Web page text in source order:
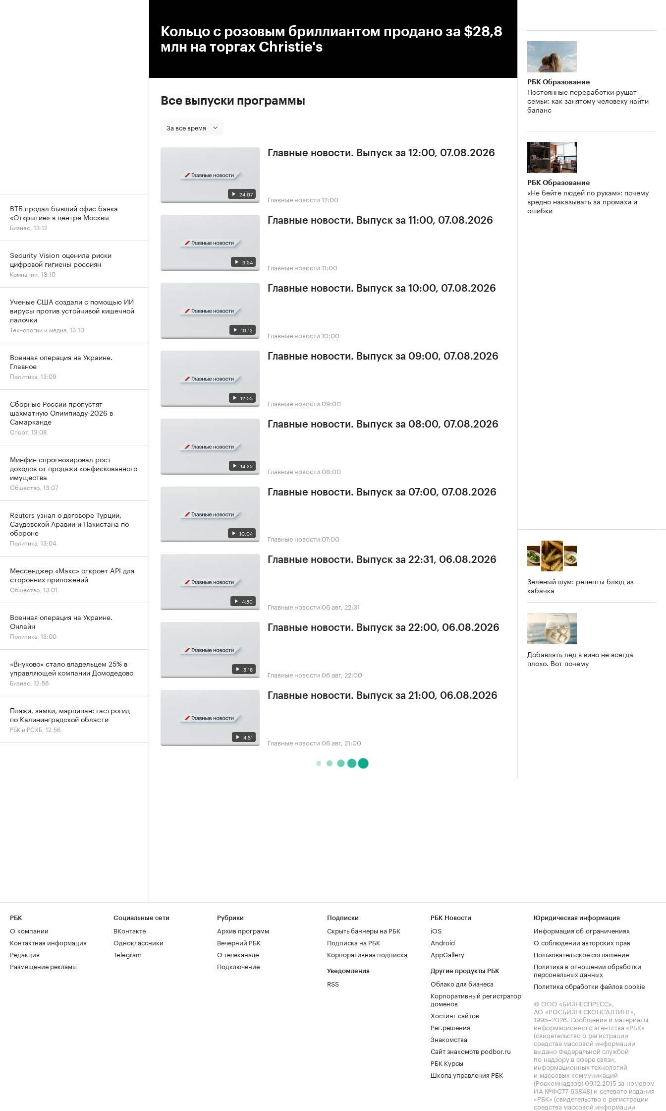
Кольцо с розовым бриллиантом продано за $28,8
млн на торгах Christie's
Все выпуски программы
За все время
24:07
Главные новости. Выпуск за 12:00, 07.08.2026
Главные новости 12:00
9:54
Главные новости. Выпуск за 11:00, 07.08.2026
Главные новости 11:00
10:12
Главные новости. Выпуск за 10:00, 07.08.2026
Главные новости 10:00
12:55
Главные новости. Выпуск за 09:00, 07.08.2026
Главные новости 09:00
14:25
Главные новости. Выпуск за 08:00, 07.08.2026
Главные новости 08:00
10:04
Главные новости. Выпуск за 07:00, 07.08.2026
Главные новости 07:00
4:50
Главные новости. Выпуск за 22:31, 06.08.2026
Главные новости 06 авг, 22:31
5:18
Главные новости. Выпуск за 22:00, 06.08.2026
Главные новости 06 авг, 22:00
4:51
Главные новости. Выпуск за 21:00, 06.08.2026
Главные новости 06 авг, 21:00
РБК Образование
Постоянные переработки рушат
семьи: как занятому человеку найти
баланс
РБК Образование
«Не бейте людей по рукам»: почему
вредно наказывать за промахи и
ошибки
Зеленый шум: рецепты блюд из
кабачка
Добавлять лед в вино не всегда
плохо. Вот почему
ВТБ продал бывший офис банка
«Открытие» в центре Москвы
Бизнес, 13:12
Security Vision оценила риски
цифровой гигиены россиян
Компании, 13:10
Ученые США создали с помощью ИИ
вирусы против устойчивой кишечной
палочки
Технологии и медиа, 13:10
Военная операция на Украине.
Главное
Политика, 13:09
Сборные России пропустят
шахматную Олимпиаду-2026 в
Самарканде
Спорт, 13:08
Минфин спрогнозировал рост
доходов от продажи конфискованного
имущества
Общество, 13:07
Reuters узнал о договоре Турции,
Саудовской Аравии и Пакистана по
обороне
Политика, 13:04
Мессенджер «Макс» откроет API для
сторонних приложений
Общество, 13:01
Военная операция на Украине.
Онлайн
Политика, 13:00
«Внуково» стало владельцем 25% в
управляющей компании Домодедово
Бизнес, 12:56
Пляжи, замки, марципан: гастрогид
по Калининградской области
РБК и РСХБ, 12:56
РБК
О компании
Контактная информация
Редакция
Размещение рекламы
Социальные сети
ВКонтакте
Одноклассники
Telegram
Рубрики
Архив программ
Вечерний РБК
О телеканале
Подключение
Подписки
Скрыть баннеры на РБК
Подписка на РБК
Корпоративная подписка
Уведомления
RSS
РБК Новости
iOS
Android
AppGallery
Другие продукты РБК
Облако для бизнеса
Корпоративный регистратор
доменов
Хостинг сайтов
Рег.решения
Знакомства
Сайт знакомств podbor.ru
РБК Курсы
Школа управления РБК
Юридическая информация
Информация об ограничениях
О соблюдении авторских прав
Пользовательское соглашение
Политика в отношении обработки
персональных данных
Политика обработки файлов cookie
© ООО «БИЗНЕСПРЕСС»,
АО «РОСБИЗНЕСКОНСАЛТИНГ»,
1995–2026. Сообщения и материалы
информационного агентства «РБК»
(свидетельство о регистрации
средства массовой информации
выдано Федеральной службой
по надзору в сфере связи,
информационных технологий
и массовых коммуникаций
(Роскомнадзор) 09.12.2015 за номером
ИА №ФС77-63848) и сетевого издания
«РБК» (свидетельство о регистрации
средства массовой информации